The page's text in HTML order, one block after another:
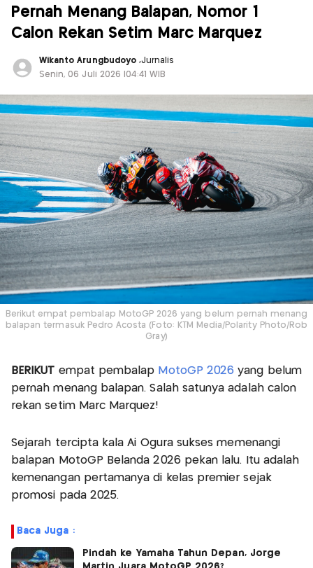
Pernah Menang Balapan, Nomor 1
Calon Rekan Setim Marc Marquez
Wikanto Arungbudoyo ,Jurnalis
Senin, 06 Juli 2026 |04:41 WIB
Berikut empat pembalap MotoGP 2026 yang belum pernah menang
balapan termasuk Pedro Acosta (Foto: KTM Media/Polarity Photo/Rob
Gray)
BERIKUT empat pembalap MotoGP 2026 yang belum
pernah menang balapan. Salah satunya adalah calon
rekan setim Marc Marquez!
Sejarah tercipta kala Ai Ogura sukses memenangi
balapan MotoGP Belanda 2026 pekan lalu. Itu adalah
kemenangan pertamanya di kelas premier sejak
promosi pada 2025.
Baca Juga :
Pindah ke Yamaha Tahun Depan, Jorge